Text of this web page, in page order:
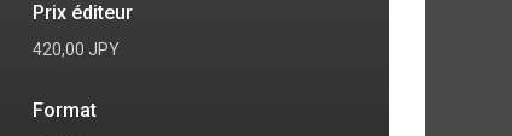
Prix éditeur
420,00 JPY
Format